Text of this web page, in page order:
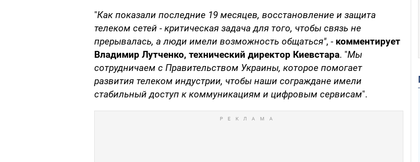
"Как показали последние 19 месяцев, восстановление и защита
телеком сетей - критическая задача для того, чтобы связь не
прерывалась, а люди имели возможность общаться", - комментирует
Владимир Лутченко, технический директор Киевстара. "Мы
сотрудничаем с Правительством Украины, которое помогает
развития телеком индустрии, чтобы наши сограждане имели
стабильный доступ к коммуникациям и цифровым сервисам".